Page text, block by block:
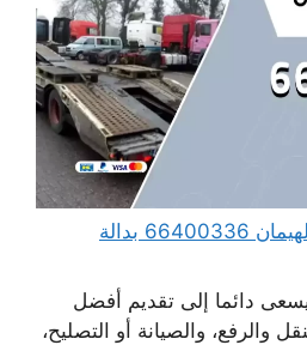
ونش كرين سطحة ام الهيمان 66400336 بدالة
دائما إلى تقديم أفضل
والرفع، والصيانة أو التصليح،